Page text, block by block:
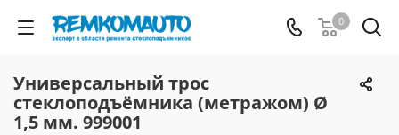
0
Универсальный трос
стеклоподъёмника (метражом) Ø
1,5 мм. 999001